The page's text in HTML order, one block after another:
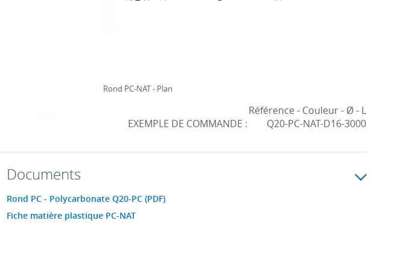
Rond PC-NAT - Plan
EXEMPLE DE COMMANDE :
Référence - Couleur - Ø - L
Q20-PC-NAT-D16-3000
Documents
Rond PC - Polycarbonate Q20-PC (PDF)
Fiche matière plastique PC-NAT